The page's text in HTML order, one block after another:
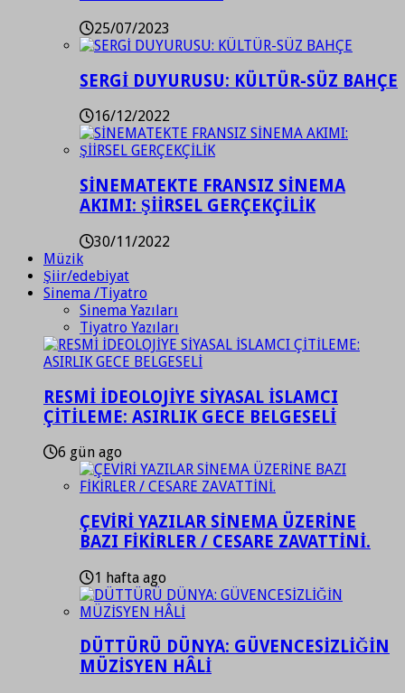
25/07/2023
SERGİ DUYURUSU: KÜLTÜR-SÜZ BAHÇE
16/12/2022
SİNEMATEKTE FRANSIZ SİNEMA
AKIMI: ŞİİRSEL GERÇEKÇİLİK
30/11/2022
Müzik
Şiir/edebiyat
Sinema /Tiyatro
Sinema Yazıları
Tiyatro Yazıları
RESMİ İDEOLOJİYE SİYASAL İSLAMCI
ÇİTİLEME: ASIRLIK GECE BELGESELİ
6 gün ago
ÇEVİRİ YAZILAR SİNEMA ÜZERİNE
BAZI FİKİRLER / CESARE ZAVATTİNİ.
1 hafta ago
DÜTTÜRÜ DÜNYA: GÜVENCESİZLİĞİN
MÜZİSYEN HÂLİ